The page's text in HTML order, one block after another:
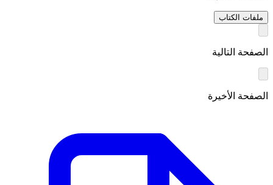
ملفات الكتاب
الصفحة التالية
الصفحة الأخيرة